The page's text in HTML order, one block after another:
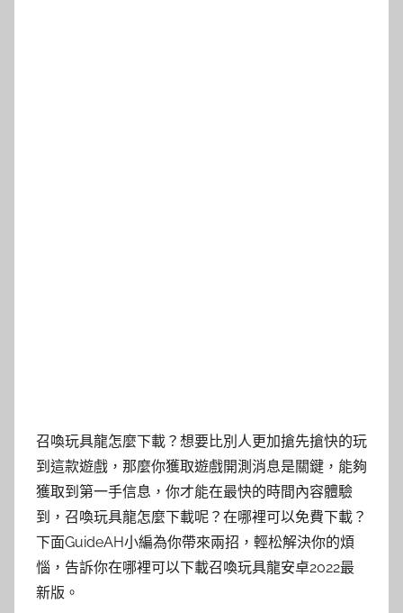
召喚玩具龍怎麼下載？想要比別人更加搶先搶快的玩
到這款遊戲，那麼你獲取遊戲開測消息是關鍵，能夠
獲取到第一手信息，你才能在最快的時間內容體驗
到，召喚玩具龍怎麼下載呢？在哪裡可以免費下載？
下面GuideAH小編為你帶來兩招，輕松解決你的煩
惱，告訴你在哪裡可以下載召喚玩具龍安卓2022最
新版。